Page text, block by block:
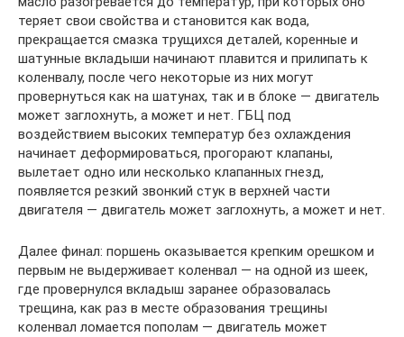
теряет свои свойства и становится как вода,
прекращается смазка трущихся деталей, коренные и
шатунные вкладыши начинают плавится и прилипать к
коленвалу, после чего некоторые из них могут
провернуться как на шатунах, так и в блоке — двигатель
может заглохнуть, а может и нет. ГБЦ под
воздействием высоких температур без охлаждения
начинает деформироваться, прогорают клапаны,
вылетает одно или несколько клапанных гнезд,
появляется резкий звонкий стук в верхней части
двигателя — двигатель может заглохнуть, а может и нет.
Далее финал: поршень оказывается крепким орешком и
первым не выдерживает коленвал — на одной из шеек,
где провернулся вкладыш заранее образовалась
трещина, как раз в месте образования трещины
коленвал ломается пополам — двигатель может